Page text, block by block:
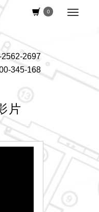
0
2562-2697
345-168
片